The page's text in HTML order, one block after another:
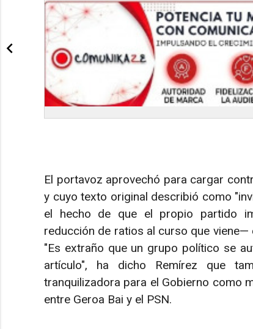
El portavoz aprovechó para cargar
y cuyo texto original describió como
el hecho de que el propio partido
reducción de ratios al curso que
"Es extraño que un grupo político se
artículo", ha dicho Remírez que
tranquilizadora para el Gobierno como
entre Geroa Bai y el PSN.